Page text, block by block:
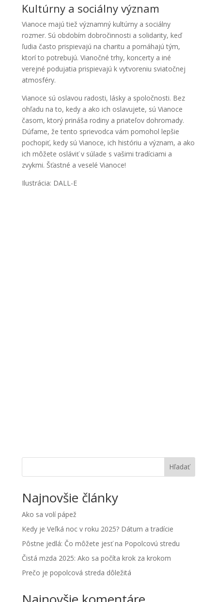
Kultúrny a sociálny význam
Vianoce majú tiež významný kultúrny a sociálny
rozmer. Sú obdobím dobročinnosti a solidarity, keď
ľudia často prispievajú na charitu a pomáhajú tým,
ktorí to potrebujú. Vianočné trhy, koncerty a iné
verejné podujatia prispievajú k vytvoreniu sviatočnej
atmosféry.
Vianoce sú oslavou radosti, lásky a spoločnosti. Bez
ohľadu na to, kedy a ako ich oslavujete, sú Vianoce
časom, ktorý prináša rodiny a priateľov dohromady.
Dúfame, že tento sprievodca vám pomohol lepšie
pochopiť, kedy sú Vianoce, ich históriu a význam, a ako
ich môžete osláviť v súlade s vašimi tradíciami a
zvykmi. Šťastné a veselé Vianoce!
Ilustrácia: DALL-E
Hľadať
Najnovšie články
Ako sa volí pápež
Kedy je Veľká noc v roku 2025? Dátum a tradície
Pôstne jedlá: Čo môžete jesť na Popolcovú stredu
Čistá mzda 2025: Ako sa počíta krok za krokom
Prečo je popolcová streda dôležitá